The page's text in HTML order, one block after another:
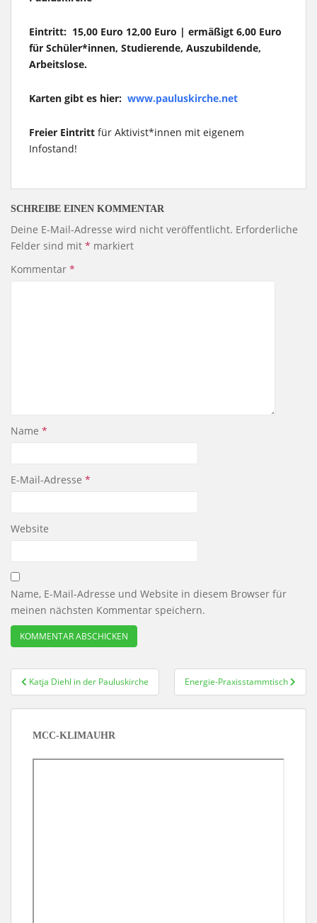
Eintritt: 15,00 Euro 12,00 Euro | ermäßigt 6,00 Euro
für Schüler*innen, Studierende, Auszubildende,
Arbeitslose.
Karten gibt es hier: www.pauluskirche.net
Freier Eintritt für Aktivist*innen mit eigenem
Infostand!
SCHREIBE EINEN KOMMENTAR
Deine E-Mail-Adresse wird nicht veröffentlicht. Erforderliche
Felder sind mit * markiert
Kommentar *
Name *
E-Mail-Adresse *
Website
Name, E-Mail-Adresse und Website in diesem Browser für
meinen nächsten Kommentar speichern.
Beitragsnavigation
Katja Diehl in der Pauluskirche Energie-Praxisstammtisch
MCC-KLIMAUHR